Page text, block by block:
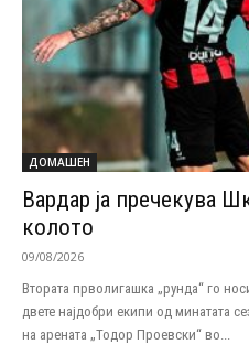
ДОМАШЕН
Вардар ја пречекува
колото
09/08/2026
Втората прволигашка „рунда“ го
двете најдобри екипи од минатата
на арената „Тодор Проевски“ во...